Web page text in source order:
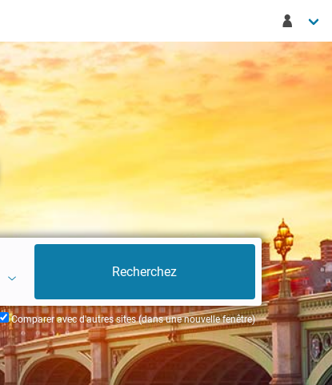
Comparer avec d'autres sites (dans une nouvelle fenêtre)